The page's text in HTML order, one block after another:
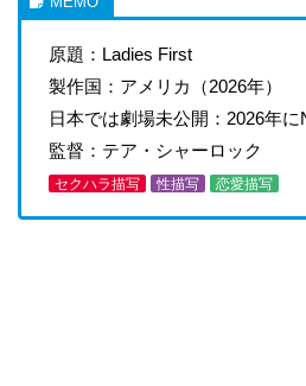
原題：Ladies First
製作国：アメリカ（2026年）
日本では劇場未公開：2026年に
監督：テア・シャーロック
セクハラ描写 性描写 恋愛描写